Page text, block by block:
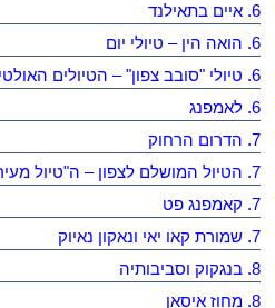
6. איים בתאילנד
6. הואה הין – טיולי יום
6. טיולי "סובב צפון" – הטיולים האולטימטיביים בצפון תאילנד
6. לאמפנג
7. הדרום הרחוק
7. הטיול המושלם לצפון – ה"טיול מעיר להר"
7. קאמפנג פט
7. שמורת קאו יאי ונאקון נאיוק
8. בנגקוק וסביבותיה
8. מחוז איסאן